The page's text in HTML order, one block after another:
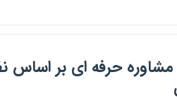
حرفه اي بر